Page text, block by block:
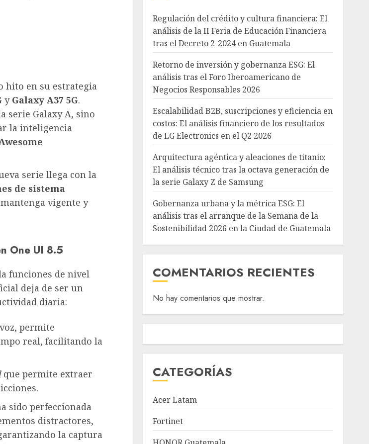
hito en su estrategia
y Galaxy A37 5G.
serie Galaxy A, sino
la inteligencia
serie llega con la
de sistema
vigente y
One UI 8.5
funciones de nivel
deja de ser un
diaria:
permite
real, facilitando la
que permite extraer
sido perfeccionada
distractores,
la captura
Regulación del crédito y cultura financiera: El
análisis de la II Feria de Educación Financiera
tras el Decreto 2-2024 en Guatemala
Retorno de inversión y gobernanza ESG: El
análisis tras el Foro Iberoamericano de
Negocios Responsables 2026
Escalabilidad B2B, suscripciones y eficiencia en
costos: El análisis financiero de los resultados
de LG Electronics en el Q2 2026
Arquitectura agéntica y aleaciones de titanio:
El análisis técnico tras la octava generación de
la serie Galaxy Z de Samsung
Gobernanza urbana y la métrica ESG: El
análisis tras el arranque de la Semana de la
Sostenibilidad 2026 en la Ciudad de Guatemala
COMENTARIOS RECIENTES
No hay comentarios que mostrar.
CATEGORÍAS
Acer Latam
Fortinet